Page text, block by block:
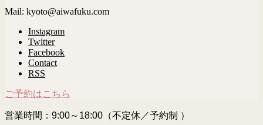
Mail: kyoto@aiwafuku.com
Instagram
Twitter
Facebook
Contact
RSS
ご予約はこちら
営業時間：9:00～18:00（不定休／予約制 ）